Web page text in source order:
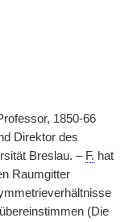
1850-66
Direktor des
Breslau. – F. hat
Raumgitter
(Die